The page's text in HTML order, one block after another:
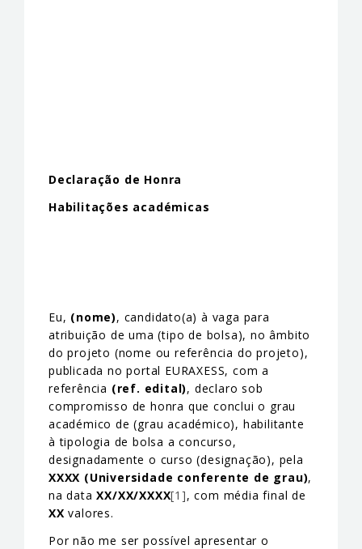
Declaração de Honra
Habilitações académicas
Eu, (nome), candidato(a) à vaga para
atribuição de uma (tipo de bolsa), no âmbito
do projeto (nome ou referência do projeto),
publicada no portal EURAXESS, com a
referência (ref. edital), declaro sob
compromisso de honra que conclui o grau
académico de (grau académico), habilitante
à tipologia de bolsa a concurso,
designadamente o curso (designação), pela
XXXX (Universidade conferente de grau),
na dataXX/XX/XXXX[1], com média final de
XX valores.
Por não me ser possível apresentar o